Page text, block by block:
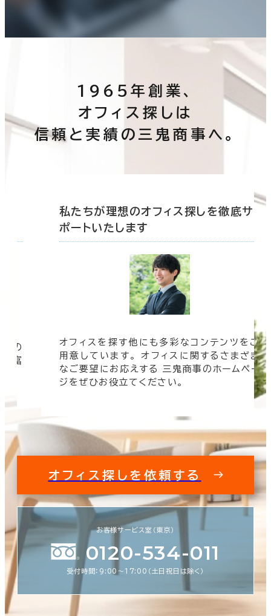
この条件で検索する
1965年創業、
オフィス探しは
信頼と実績の三鬼商事へ。
の
豊富
私たちが理想のオフィス探しを徹底サ
ポートいたします
オフィスを探す他にも多彩なコンテンツをご
用意しています。 オフィスに関するさまざま
なご要望にお応えする 三鬼商事のホームペー
ジをぜひお役立てください。
オフィス探しを依頼する
お客様サービス室（東京）
0120-534-011
受付時間：9:00〜17:00（土日祝日は除く）